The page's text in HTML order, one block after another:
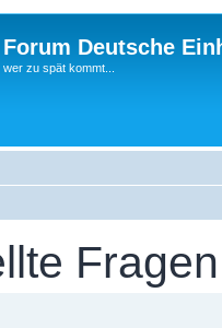
Forum Deutsche
wer zu spät kommt...
Fragen